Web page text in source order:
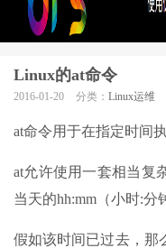
Linux的at命令
2016-01-20 分类： Linux运维
at命令用于在指定时间
at允许使用一套相当复
当天的hh:mm（小时:分
假如该时间已过去，那